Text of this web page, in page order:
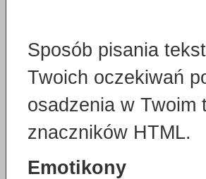
Sposób pisania
Twoich oczekiwań
osadzenia w Twoim
znaczników HTML.
Emotikony